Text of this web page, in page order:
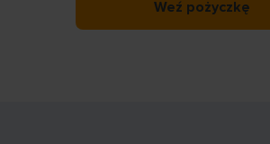
Weź pożyczkę